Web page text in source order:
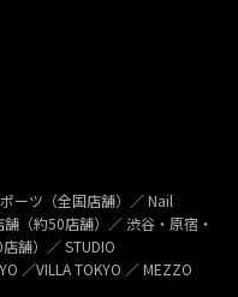
ーツ（全国店舗）／ Nail
（約50店舗）／ 渋谷・原宿・
舗）／ STUDIO
／VILLA TOKYO ／ MEZZO